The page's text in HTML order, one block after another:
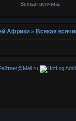
Всякая всячина
Африки » Всякая